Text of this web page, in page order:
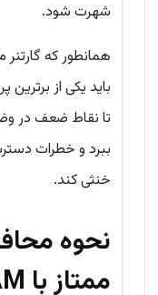
شهرت شود.
همانطور که
باید یکی از
تا نقاط ضعف در
ببرد و خطرات
خنثی کند.
نحوه
ممتاز با